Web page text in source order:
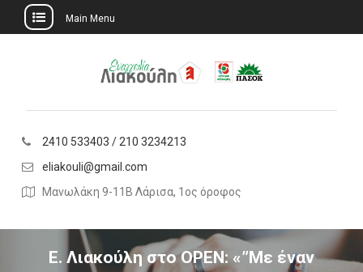
Main Menu
2410 533403 / 210 3234213
eliakouli@gmail.com
Μανωλάκη 9-11Β Λάρισα, 1ος όροφος
Ε. Λιακούλη στο OPEN: «”Με έναν